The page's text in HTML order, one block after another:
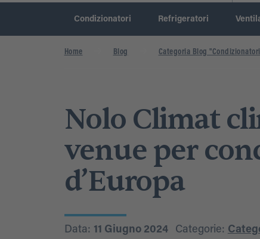
Condizionatori Refrigeratori
Home Blog Categoria Blog
Nolo Climat
venue per
d’Europa
Data: 11 Giugno 2024 Categorie: